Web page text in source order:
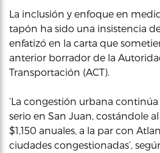
La inclusión y enfoque en
tapón ha sido una insistencia
enfatizó en la carta que
anterior borrador de la
Transportación (ACT).
‘La congestión urbana
serio en San Juan, costándole
$1,150 anuales, a la par con
ciudades congestionadas’,